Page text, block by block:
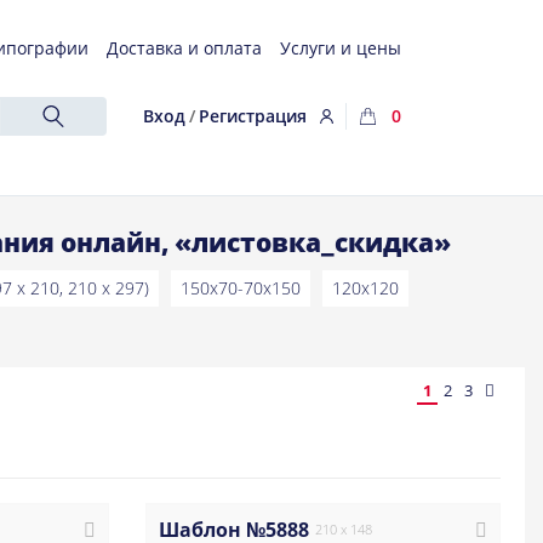
Доставка и оплата Услуги и цены
Вход/ Регистрация 0
онлайн, «листовка_скидка»
x 210, 210 x 297) 150x70-70x150 120x120
1 2 3
Шаблон №5888 210 x 148